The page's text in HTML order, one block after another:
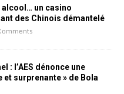
un casino
des Chinois démantelé
: l’AES dénonce une
et surprenante » de Bola